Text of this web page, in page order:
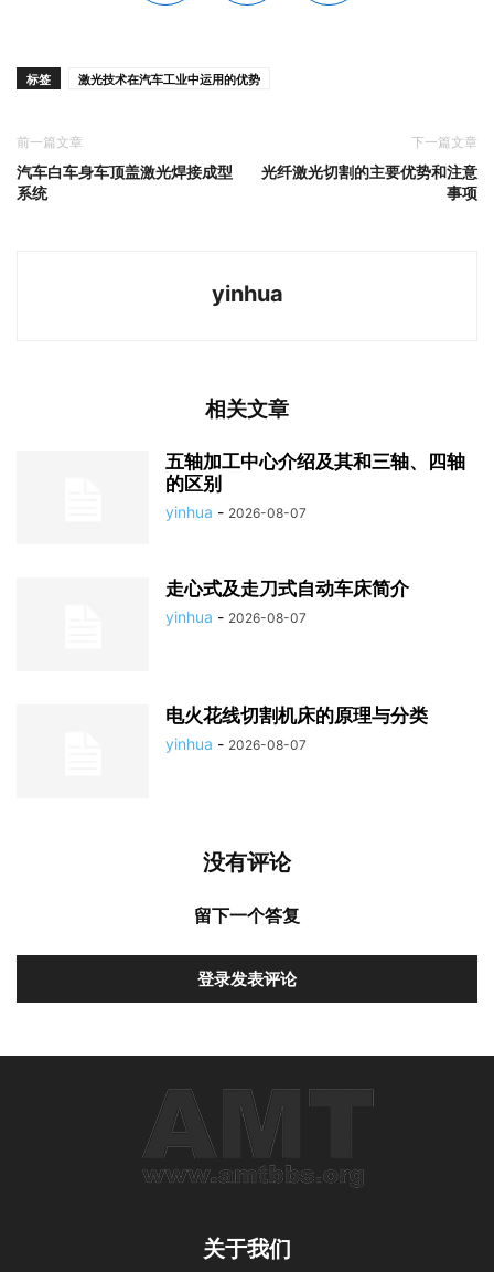
标签 激光技术在汽车工业中运用的优势
前一篇文章
汽车白车身车顶盖激光焊接成型
系统
下一篇文章
光纤激光切割的主要优势和注意
事项
yinhua
相关文章
五轴加工中心介绍及其和三轴、四轴
的区别
yinhua - 2026-08-07
走心式及走刀式自动车床简介
yinhua - 2026-08-07
电火花线切割机床的原理与分类
yinhua - 2026-08-07
没有评论
留下一个答复
登录发表评论
关于我们